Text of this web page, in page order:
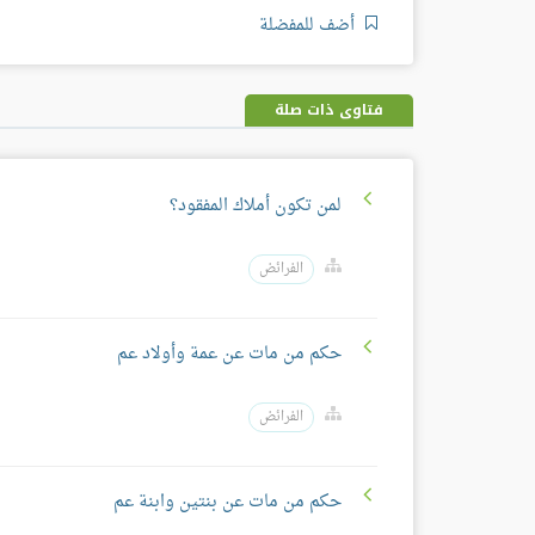
أضف للمفضلة
فتاوى ذات صلة
لمن تكون أملاك المفقود؟
الفرائض
حكم من مات عن عمة وأولاد عم
الفرائض
حكم من مات عن بنتين وابنة عم